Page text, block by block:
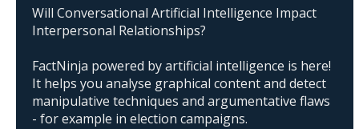
Will Conversational Artificial Intelligence Impact
Interpersonal Relationships?
FactNinja powered by artificial intelligence is here!
It helps you analyse graphical content and detect
manipulative techniques and argumentative flaws
- for example in election campaigns.